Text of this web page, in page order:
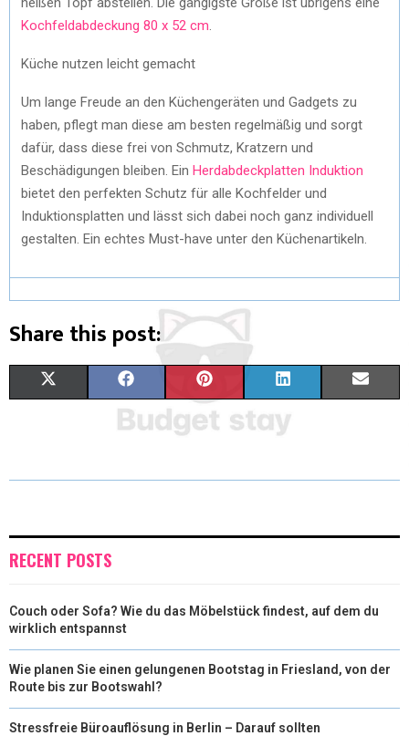
Kochfeldabdeckung 80 x 52 cm
Küche nutzen leicht gemacht
Um lange Freude an den Küchengeräten und Gadgets zu
haben, pflegt man diese am besten regelmäßig und sorgt
dafür, dass diese frei von Schmutz, Kratzern und
Beschädigungen bleiben. Ein Herdabdeckplatten Induktion
bietet den perfekten Schutz für alle Kochfelder und
Induktionsplatten und lässt sich dabei noch ganz individuell
gestalten. Ein echtes Must-have unter den Küchenartikeln.
Share this post:
W
E
)
A
E
K
T
S
K
N
I
RECENT POSTS
Couch oder Sofa? Wie du das Möbelstück findest, auf dem du
wirklich entspannst
Wie planen Sie einen gelungenen Bootstag in Friesland, von der
Route bis zur Bootswahl?
Stressfreie Büroauflösung in Berlin – Darauf sollten